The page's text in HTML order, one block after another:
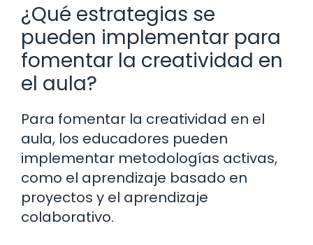
¿Qué estrategias se
pueden implementar para
fomentar la creatividad en
el aula?
Para fomentar la creatividad en el
aula, los educadores pueden
implementar metodologías activas,
como el aprendizaje basado en
proyectos y el aprendizaje
colaborativo.